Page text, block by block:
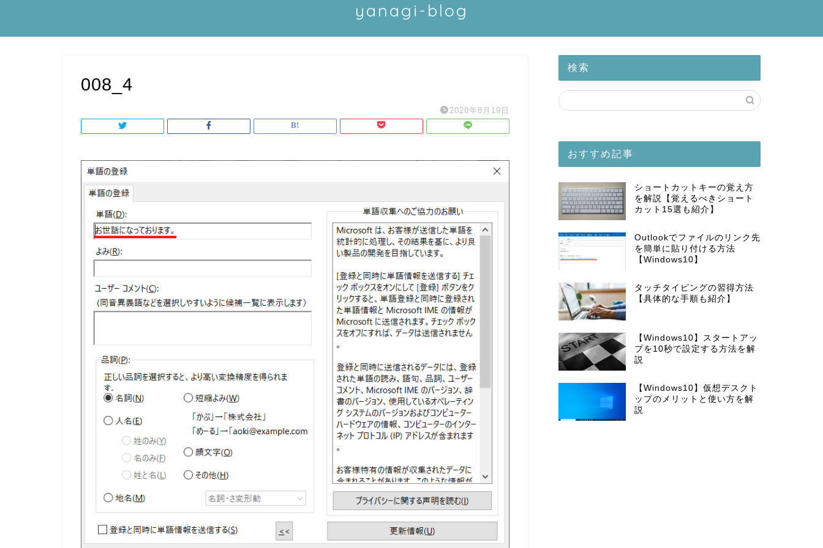
yanagi-blog
008_4
2020年8月19日
検索
おすすめ記事
ショートカットキーの覚え方
を解説【覚えるべきショート
カット15選も紹介】
Outlookでファイルのリンク先
を簡単に貼り付ける方法
【Windows10】
タッチタイピングの習得方法
【具体的な手順も紹介】
【Windows10】スタートアッ
プを10秒で設定する方法を解
説
【Windows10】仮想デスクト
ップのメリットと使い方を解
説